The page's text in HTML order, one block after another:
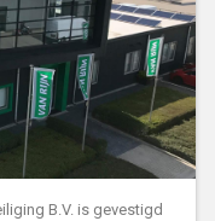
B.V. is gevestigd